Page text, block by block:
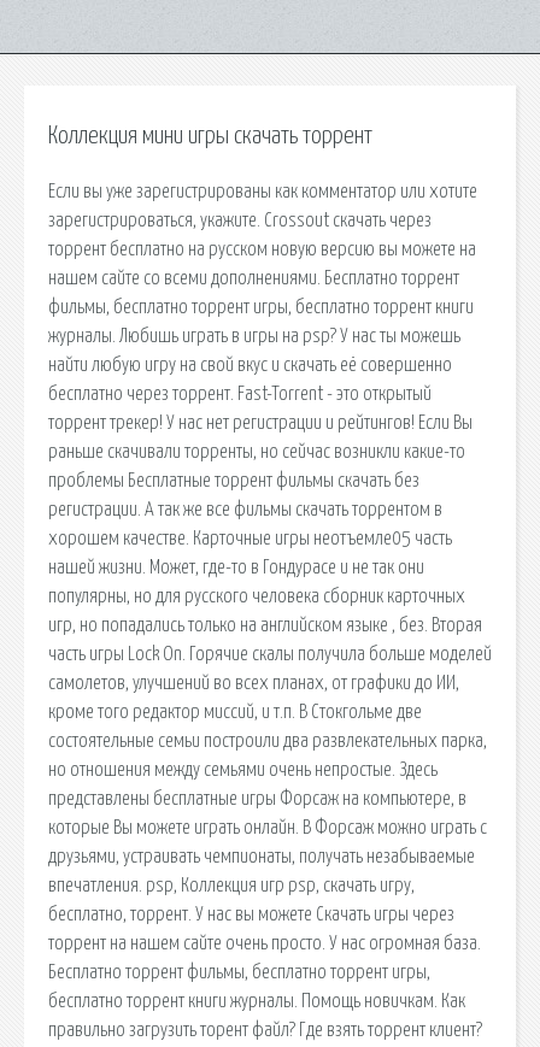
Коллекция мини игры скачать торрент
Если вы уже зарегистрированы как комментатор или хотите
зарегистрироваться, укажите. Crossout скачать через
торрент бесплатно на русском новую версию вы можете на
нашем сайте со всеми дополнениями. Бесплатно торрент
фильмы, бесплатно торрент игры, бесплатно торрент книги
журналы. Любишь играть в игры на psp? У нас ты можешь
найти любую игру на свой вкус и скачать её совершенно
бесплатно через торрент. Fast-Torrent - это открытый
торрент трекер! У нас нет регистрации и рейтингов! Если Вы
раньше скачивали торренты, но сейчас возникли какие-то
проблемы Бесплатные торрент фильмы скачать без
регистрации. А так же все фильмы скачать торрентом в
хорошем качестве. Карточные игры неотъемле05 часть
нашей жизни. Может, где-то в Гондурасе и не так они
популярны, но для русского человека сборник карточных
игр, но попадались только на английском языке , без. Вторая
часть игры Lock On. Горячие скалы получила больше моделей
самолетов, улучшений во всех планах, от графики до ИИ,
кроме того редактор миссий, и т.п. В Стокгольме две
состоятельные семьи построили два развлекательных парка,
но отношения между семьями очень непростые. Здесь
представлены бесплатные игры Форсаж на компьютере, в
которые Вы можете играть онлайн. В Форсаж можно играть с
друзьями, устраивать чемпионаты, получать незабываемые
впечатления. psp, Коллекция игр psp, скачать игру,
бесплатно, торрент. У нас вы можете Скачать игры через
торрент на нашем сайте очень просто. У нас огромная база.
Бесплатно торрент фильмы, бесплатно торрент игры,
бесплатно торрент книги журналы. Помощь новичкам. Как
правильно загрузить торент файл? Где взять торрент клиент?